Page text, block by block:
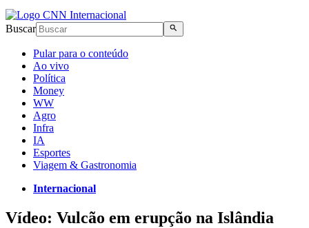
Buscar
Pular para o conteúdo
Ao vivo
Política
Money
WW
Agro
Infra
IA
Esportes
Viagem & Gastronomia
Internacional
Vídeo: Vulcão em erupção na Islândia